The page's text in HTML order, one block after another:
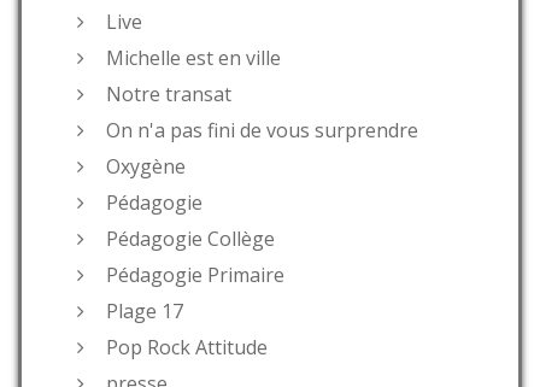
Live
Michelle est en ville
Notre transat
On n'a pas fini de vous surprendre
Oxygène
Pédagogie
Pédagogie Collège
Pédagogie Primaire
Plage 17
Pop Rock Attitude